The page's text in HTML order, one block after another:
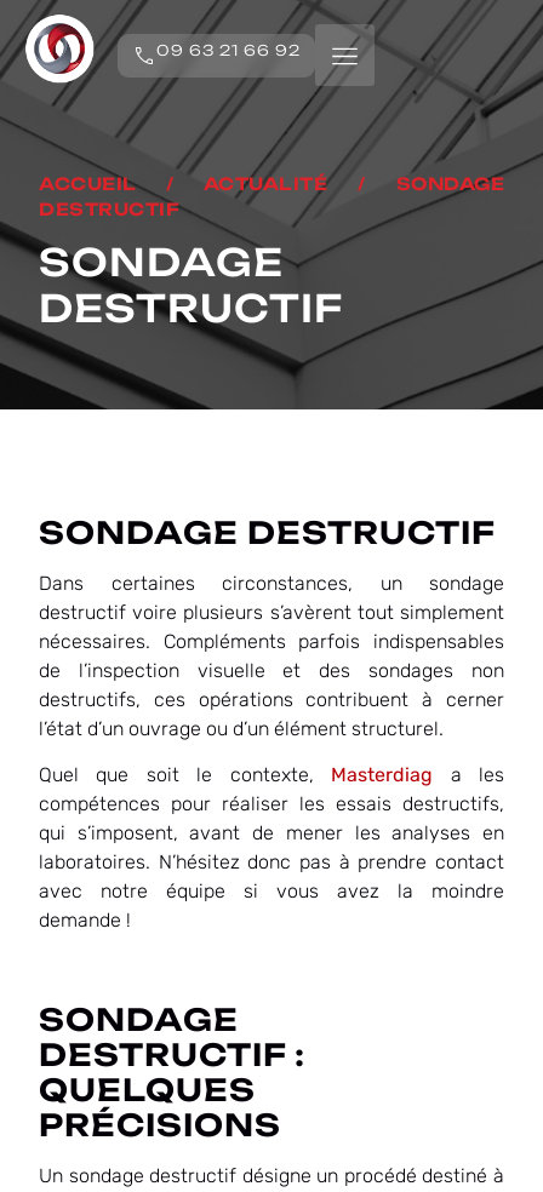
09 63 21 66 92
ACCUEIL/ ACTUALITÉ/ SONDAGE
DESTRUCTIF
SONDAGE
DESTRUCTIF
SONDAGE DESTRUCTIF
Dans certaines circonstances, un sondage
destructif voire plusieurs s’avèrent tout simplement
nécessaires. Compléments parfois indispensables
de l’inspection visuelle et des sondages non
destructifs, ces opérations contribuent à cerner
l’état d’un ouvrage ou d’un élément structurel.
Quel que soit le contexte, Masterdiag a les
compétences pour réaliser les essais destructifs,
qui s’imposent, avant de mener les analyses en
laboratoires. N’hésitez donc pas à prendre contact
avec notre équipe si vous avez la moindre
demande !
SONDAGE
DESTRUCTIF :
QUELQUES
PRÉCISIONS
Un sondage destructif désigne un procédé destiné à